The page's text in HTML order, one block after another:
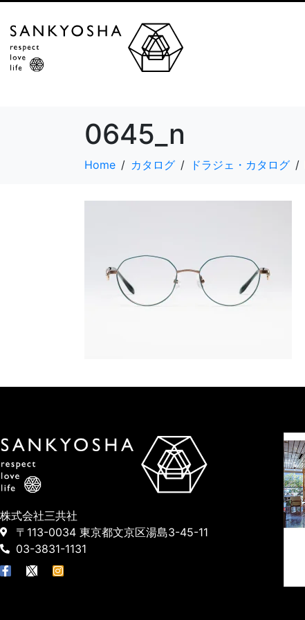
0645_n
Home カタログ ドラジェ・カタログ
株式会社三共社
〒113-0034 東京都文京区湯島3-45-11
03-3831-1131